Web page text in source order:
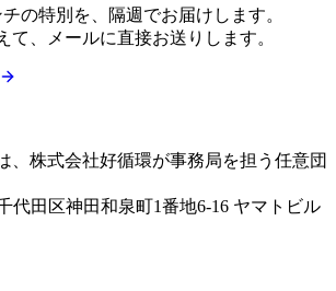
の特別を、隔週でお届けします。
て、メールに直接お送りします。
、株式会社好循環が事務局を担う任意団
代田区神田和泉町1番地6-16 ヤマトビル